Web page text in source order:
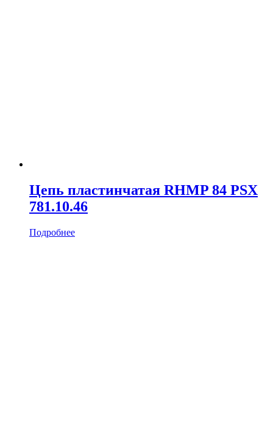
Цепь пластинчатая RHMP 84 PSX
781.10.46
Подробнее